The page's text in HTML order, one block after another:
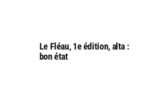
Le Fléau, 1e édition, alta :
bon état